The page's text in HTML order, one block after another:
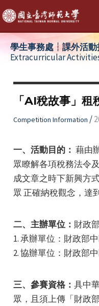
Skip
to
content
學生事務處┆課外活動
Extracurricular
「AI稅故事」租
Competition Information /
一、活動目的： 藉由
眾瞭解各項稅務法令
成文章之時下新興方
眾 正確納稅觀念，達
二、主辦單位： 財政
1. 承辦單位：財政部
2. 協辦單位：財政部
三、參賽資格： 具中
眾，且須上傳「財政